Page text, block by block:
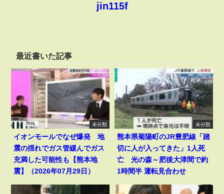
jin115f
最近書いた記事
未分類
イオンモールでなぜ爆発 地
震の揺れでガス管緩んでガス
充満した可能性も【熊本地
震】（2026年07月29日）
未分類
熊本県菊陽町のJR豊肥線「踏
切に人が入ってきた」1人死
亡 光の森～肥後大津間で約
1時間半 運転見合わせ